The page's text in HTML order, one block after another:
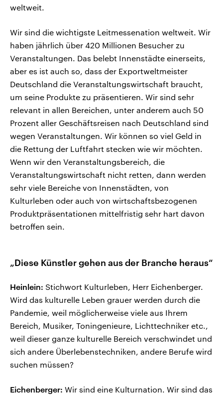
weltweit.
Wir sind die wichtigste Leitmessenation weltweit. Wir
haben jährlich über 420 Millionen Besucher zu
Veranstaltungen. Das belebt Innenstädte einerseits,
aber es ist auch so, dass der Exportweltmeister
Deutschland die Veranstaltungswirtschaft braucht,
um seine Produkte zu präsentieren. Wir sind sehr
relevant in allen Bereichen, unter anderem auch 50
Prozent aller Geschäftsreisen nach Deutschland sind
wegen Veranstaltungen. Wir können so viel Geld in
die Rettung der Luftfahrt stecken wie wir möchten.
Wenn wir den Veranstaltungsbereich, die
Veranstaltungswirtschaft nicht retten, dann werden
sehr viele Bereiche von Innenstädten, von
Kulturleben oder auch von wirtschaftsbezogenen
Produktpräsentationen mittelfristig sehr hart davon
betroffen sein.
„Diese Künstler gehen aus der Branche heraus“
Heinlein: Stichwort Kulturleben, Herr Eichenberger.
Wird das kulturelle Leben grauer werden durch die
Pandemie, weil möglicherweise viele aus Ihrem
Bereich, Musiker, Toningenieure, Lichttechniker etc.,
weil dieser ganze kulturelle Bereich verschwindet und
sich andere Überlebenstechniken, andere Berufe wird
suchen müssen?
Eichenberger: Wir sind eine Kulturnation. Wir sind das